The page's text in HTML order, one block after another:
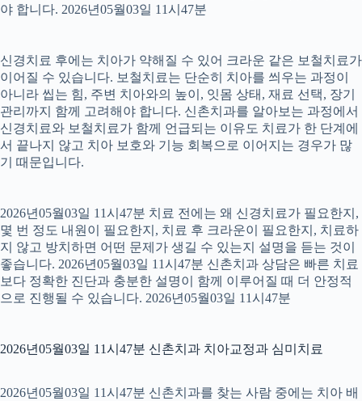
야 합니다. 2026년05월03일 11시47분
신경치료 후에는 치아가 약해질 수 있어 크라운 같은 보철치료가
이어질 수 있습니다. 보철치료는 단순히 치아를 씌우는 과정이
아니라 씹는 힘, 주변 치아와의 높이, 잇몸 상태, 재료 선택, 장기
관리까지 함께 고려해야 합니다. 신촌치과를 알아보는 과정에서
신경치료와 보철치료가 함께 언급되는 이유도 치료가 한 단계에
서 끝나지 않고 치아 보호와 기능 회복으로 이어지는 경우가 많
기 때문입니다.
2026년05월03일 11시47분 치료 전에는 왜 신경치료가 필요한지,
몇 번 정도 내원이 필요한지, 치료 후 크라운이 필요한지, 치료하
지 않고 방치하면 어떤 문제가 생길 수 있는지 설명을 듣는 것이
좋습니다. 2026년05월03일 11시47분 신촌치과 상담은 빠른 치료
보다 정확한 진단과 충분한 설명이 함께 이루어질 때 더 안정적
으로 진행될 수 있습니다. 2026년05월03일 11시47분
2026년05월03일 11시47분 신촌치과 치아교정과 심미치료
2026년05월03일 11시47분 신촌치과를 찾는 사람 중에는 치아 배